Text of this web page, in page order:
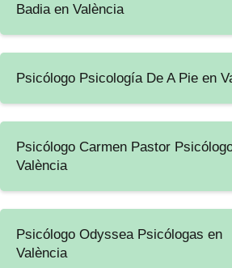
Badia en València
Psicólogo Psicología De A Pie en
Psicólogo Carmen Pastor
València
Psicólogo Odyssea Psicólogas en
València